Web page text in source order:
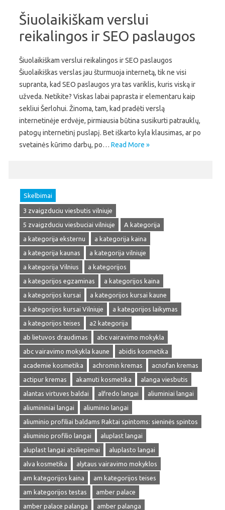
Šiuolaikiškam verslui
reikalingos ir SEO paslaugos
Šiuolaikiškam verslui reikalingos ir SEO paslaugos
Šiuolaikiškas verslas jau šturmuoja internetą, tik ne visi
supranta, kad SEO paslaugos yra tas variklis, kuris viską ir
užveda. Netikite? Viskas labai paprasta ir elementaru kaip
sekliui Šerlohui. Žinoma, tam, kad pradėti verslą
internetinėje erdvėje, pirmiausia būtina susikurti patrauklų,
patogų internetinį puslapį. Bet iškarto kyla klausimas, ar po
svetainės kūrimo darbų, po… Read More »
Skelbimai
3 zvaigzduciu viesbutis vilniuje
5 zvaigzduciu viesbuciai vilniuje
A kategorija
a kategorija eksternu
a kategorija kaina
a kategorija kaunas
a kategorija vilniuje
a kategorija Vilnius
a kategorijos
a kategorijos egzaminas
a kategorijos kaina
a kategorijos kursai
a kategorijos kursai kaune
a kategorijos kursai Vilniuje
a kategorijos laikymas
a kategorijos teises
a2 kategorija
ab lietuvos draudimas
abc vairavimo mokykla
abc vairavimo mokykla kaune
abidis kosmetika
academie kosmetika
achromin kremas
acnofan kremas
actipur kremas
akamuti kosmetika
alanga viesbutis
alantas virtuves baldai
alfredo langai
aliuminiai langai
aliumininiai langai
aliuminio langai
aliuminio profiliai baldams Raktai spintoms: sieninės spintos
aliuminio profilio langai
aluplast langai
aluplast langai atsiliepimai
aluplasto langai
alva kosmetika
alytaus vairavimo mokyklos
am kategorijos kaina
am kategorijos teises
am kategorijos testas
amber palace
amber palace palanga
amber palanga